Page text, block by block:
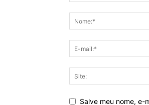
Salve meu nome, e-